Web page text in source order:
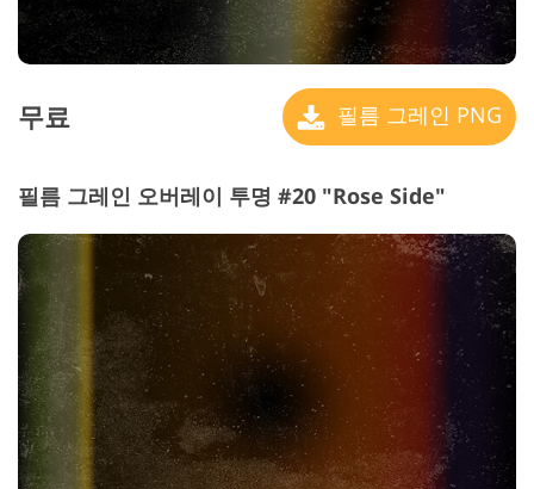
무료 필름 그레인 PNG
필름 그레인 오버레이 투명 #20 "Rose Side"